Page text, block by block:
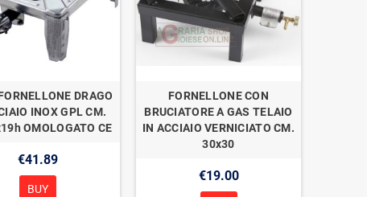
DRAGO
INOX GPL CM.
OMOLOGATO CE
€41.89
BUY
FORNELLONE CON
BRUCIATORE A GAS TELAIO
IN ACCIAIO VERNICIATO CM.
30x30
€19.00